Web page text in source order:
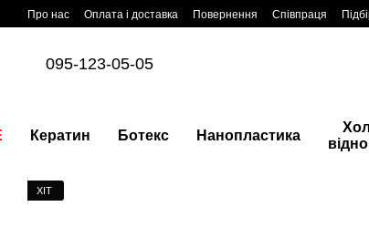
Перейти до основного контенту
Про нас Оплата і доставка Повернення Співпраця
095-123-05-05
Кератин Ботекс Нанопластика
ХІТ